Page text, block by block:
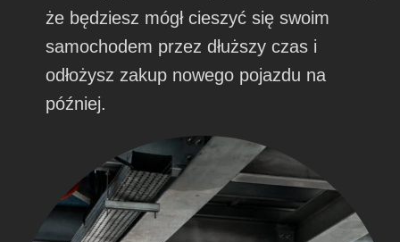
że będziesz mógł cieszyć się swoim
samochodem przez dłuższy czas i
odłożysz zakup nowego pojazdu na
później.